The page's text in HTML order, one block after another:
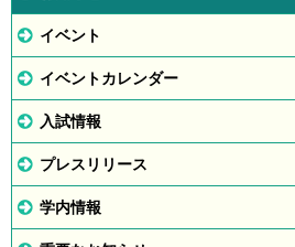
イベント
イベントカレンダー
入試情報
プレスリリース
学内情報